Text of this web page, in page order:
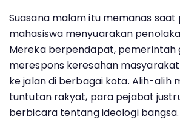
Suasana malam itu memanas saat
mahasiswa menyuarakan
Mereka berpendapat, pemerintah
merespons keresahan
ke jalan di berbagai kota. Alih-alih
tuntutan rakyat, para pejabat
berbicara tentang ideologi bangsa.